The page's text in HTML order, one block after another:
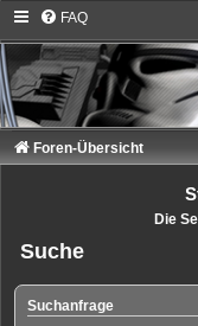
FAQ
Foren-Übersicht
Die
Suche
Suchanfrage